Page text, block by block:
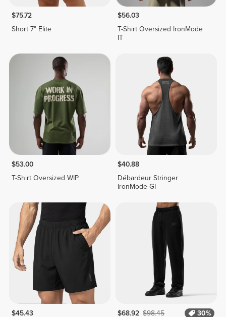
$75.72
Short 7" Elite
$56.03
T-Shirt Oversized IronMode
IT
$53.00
T-Shirt Oversized WIP
$40.88
Débardeur Stringer
IronMode GI
$45.43 $68.92 $98.45 30%